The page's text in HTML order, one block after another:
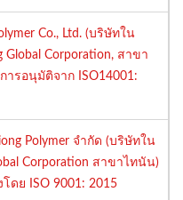
Co., Ltd. (บริษัทใน
Global Corporation, สาขา
ารอนุมัติจาก ISO14001:
Polymer จำกัด (บริษัทใน
Corporation สาขาไทนัน)
โดย ISO 9001: 2015